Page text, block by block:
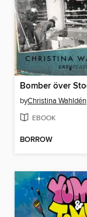
byChristina Wahldén
EBOOK
BORROW